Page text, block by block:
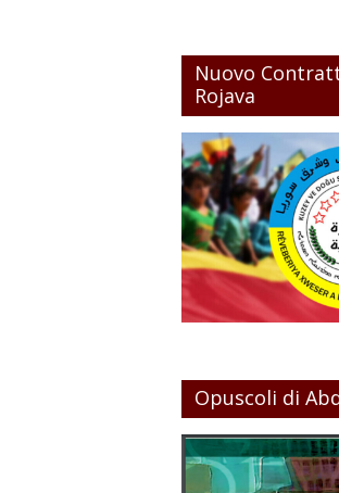
Nuovo
Rojava
Opuscoli di